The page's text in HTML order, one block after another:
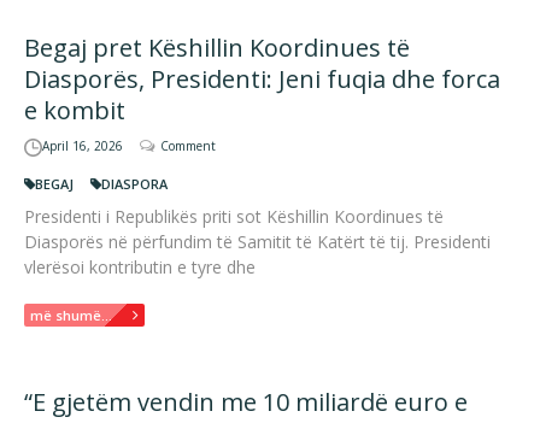
Begaj pret Këshillin Koordinues të
Diasporës, Presidenti: Jeni fuqia dhe forca
e kombit
April 16, 2026 Comment
BEGAJ DIASPORA
Presidenti i Republikës priti sot Këshillin Koordinues të
Diasporës në përfundim të Samitit të Katërt të tij. Presidenti
vlerësoi kontributin e tyre dhe
më shumë...
“E gjetëm vendin me 10 miliardë euro e